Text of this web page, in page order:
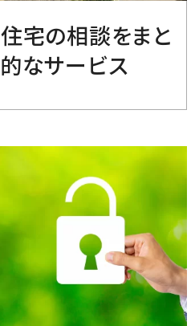
宅の相談をまと
なサービス